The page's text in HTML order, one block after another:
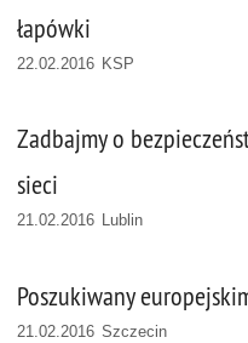
łapówki
22.02.2016 KSP
Zadbajmy o
sieci
21.02.2016 Lublin
Poszukiwany
21.02.2016 Szczecin